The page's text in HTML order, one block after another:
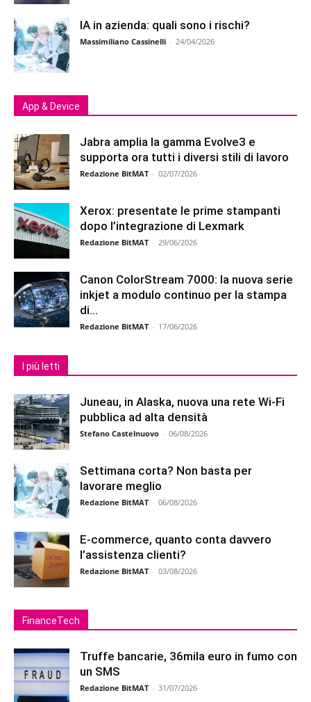
IA in azienda: quali sono i rischi?
Massimiliano Cassinelli - 24/04/2026
App & Device
Jabra amplia la gamma Evolve3 e
supporta ora tutti i diversi stili di lavoro
Redazione BitMAT - 02/07/2026
Xerox: presentate le prime stampanti
dopo l’integrazione di Lexmark
Redazione BitMAT - 29/06/2026
Canon ColorStream 7000: la nuova serie
inkjet a modulo continuo per la stampa
di...
Redazione BitMAT - 17/06/2026
I più letti
Juneau, in Alaska, nuova una rete Wi-Fi
pubblica ad alta densità
Stefano Castelnuovo - 06/08/2026
Settimana corta? Non basta per
lavorare meglio
Redazione BitMAT - 06/08/2026
E-commerce, quanto conta davvero
l’assistenza clienti?
Redazione BitMAT - 03/08/2026
FinanceTech
Truffe bancarie, 36mila euro in fumo con
un SMS
Redazione BitMAT - 31/07/2026